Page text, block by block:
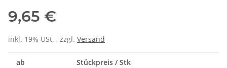
9,65 €
inkl. 19% USt. , zzgl. Versand
ab Stückpreis / Stk